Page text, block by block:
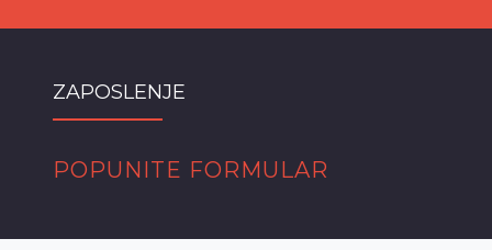
ZAPOSLENJE
POPUNITE FORMULAR